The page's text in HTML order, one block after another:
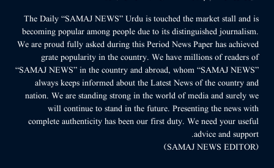
The Daily “SAMAJ NEWS” Urdu is touched the market stall and is
becoming popular among people due to its distinguished journalism.
We are proud fully asked during this Period News Paper has achieved
grate popularity in the country. We have millions of readers of
“SAMAJ NEWS” in the country and abroad, whom “SAMAJ NEWS”
always keeps informed about the Latest News of the country and
nation. We are standing strong in the world of media and surely we
will continue to stand in the future. Presenting the news with
complete authenticity has been our first duty. We need your useful
advice and support.
(SAMAJ NEWS EDITOR)